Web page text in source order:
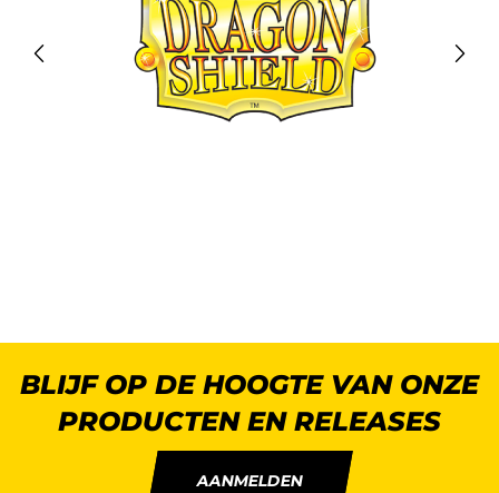
BLIJF OP DE HOOGTE VAN ONZE
PRODUCTEN EN RELEASES
AANMELDEN